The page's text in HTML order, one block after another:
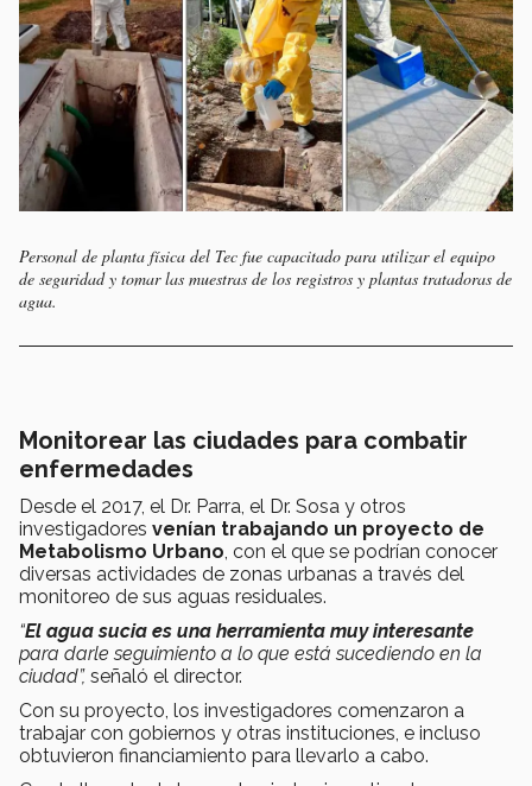
Personal de planta física del Tec fue capacitado para utilizar el equipo
de seguridad y tomar las muestras de los registros y plantas tratadoras de
agua.
Monitorear las ciudades para combatir
enfermedades
Desde el 2017, el Dr. Parra, el Dr. Sosa y otros
investigadores venían trabajando un proyecto de
Metabolismo Urbano, con el que se podrían conocer
diversas actividades de zonas urbanas a través del
monitoreo de sus aguas residuales.
“El agua sucia es una herramienta muy interesante
para darle seguimiento a lo que está sucediendo en la
ciudad”, señaló el director.
Con su proyecto, los investigadores comenzaron a
trabajar con gobiernos y otras instituciones, e incluso
obtuvieron financiamiento para llevarlo a cabo.